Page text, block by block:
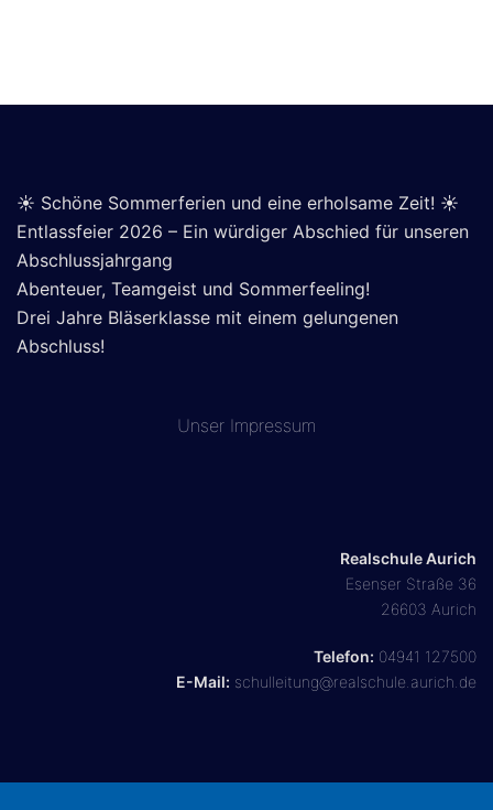
☀️ Schöne Sommerferien und eine erholsame Zeit! ☀️
Entlassfeier 2026 – Ein würdiger Abschied für unseren
Abschlussjahrgang
Abenteuer, Teamgeist und Sommerfeeling!
Drei Jahre Bläserklasse mit einem gelungenen
Abschluss!
Unser Impressum
Realschule Aurich
Esenser Straße 36
26603 Aurich
Telefon: 04941 127500
E-Mail: schulleitung@realschule.aurich.de